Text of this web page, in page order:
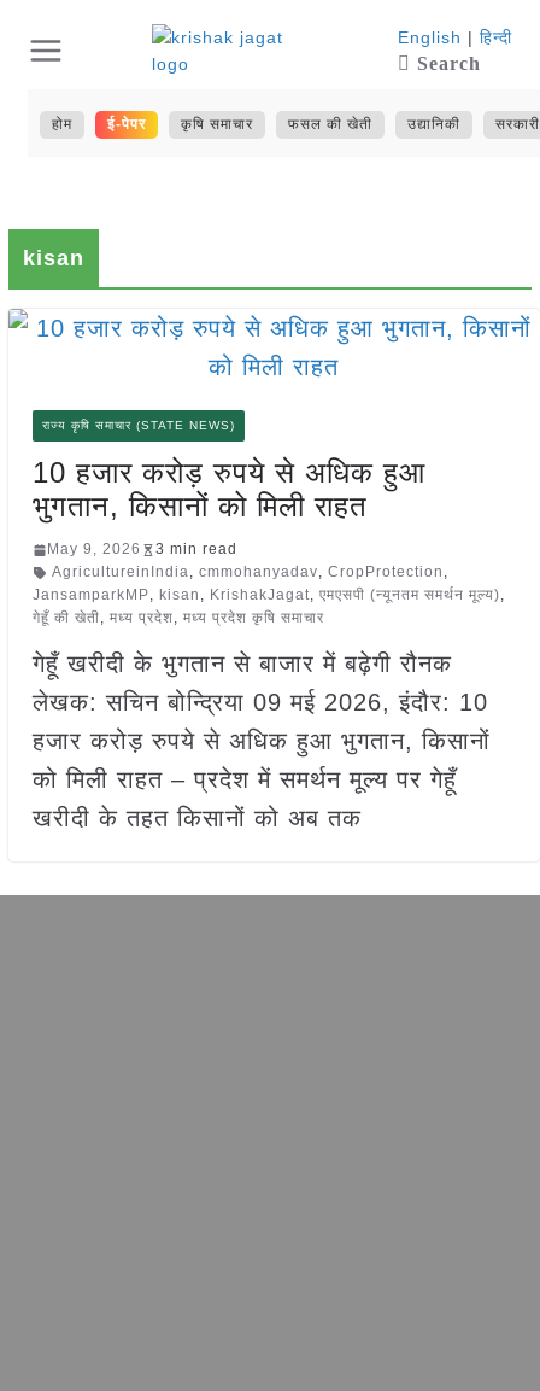
content
English | हिन्दी
Search
होम ई-पेपर कृषि समाचार फसल की खेती उद्यानिकी
kisan
राज्य कृषि समाचार (STATE NEWS)
10 हजार करोड़ रुपये से अधिक हुआ
भुगतान, किसानों को मिली राहत
May 9, 2026
3 min read
AgricultureinIndia, cmmohanyadav, CropProtection ,
JansamparkMP, kisan , KrishakJagat, एमएसपी (न्यूनतम समर्थन मूल्य),
गेहूँ की खेती, मध्य प्रदेश, मध्य प्रदेश कृषि समाचार
गेहूँ खरीदी के भुगतान से बाजार में बढ़ेगी रौनक
लेखक: सचिन बोन्द्रिया 09 मई 2026, इंदौर: 10
हजार करोड़ रुपये से अधिक हुआ भुगतान, किसानों
को मिली राहत – प्रदेश में समर्थन मूल्य पर गेहूँ
खरीदी के तहत किसानों को अब तक